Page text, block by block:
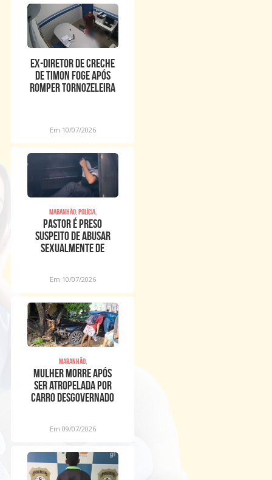
Ex-diretor de creche
de Timon foge após
romper tornozeleira
Em 10/07/2026
Maranhão, Polícia,
Pastor é preso
suspeito de abusar
sexualmente de
Em 10/07/2026
Maranhão,
Mulher morre após
ser atropelada por
carro desgovernado
Em 09/07/2026